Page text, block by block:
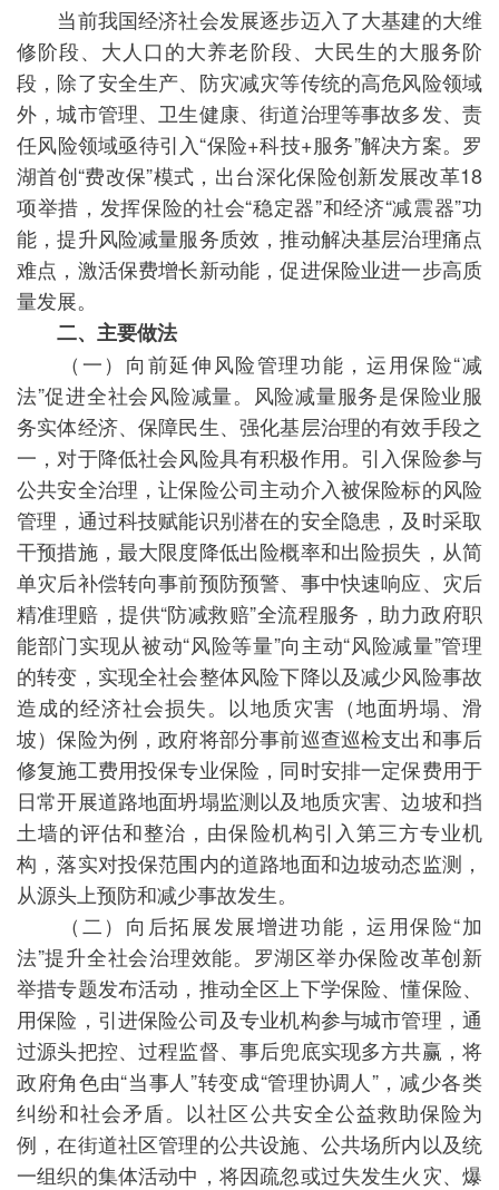
当前我国经济社会发展逐步迈入了大基建的大维
修阶段、大人口的大养老阶段、大民生的大服务阶
段，除了安全生产、防灾减灾等传统的高危风险领域
外，城市管理、卫生健康、街道治理等事故多发、责
任风险领域亟待引入“保险+科技+服务”解决方案。罗
湖首创“费改保”模式，出台深化保险创新发展改革18
项举措，发挥保险的社会“稳定器”和经济“减震器”功
能，提升风险减量服务质效，推动解决基层治理痛点
难点，激活保费增长新动能，促进保险业进一步高质
量发展。
二、主要做法
（一）向前延伸风险管理功能，运用保险“减
法”促进全社会风险减量。风险减量服务是保险业服
务实体经济、保障民生、强化基层治理的有效手段之
一，对于降低社会风险具有积极作用。引入保险参与
公共安全治理，让保险公司主动介入被保险标的风险
管理，通过科技赋能识别潜在的安全隐患，及时采取
干预措施，最大限度降低出险概率和出险损失，从简
单灾后补偿转向事前预防预警、事中快速响应、灾后
精准理赔，提供“防减救赔”全流程服务，助力政府职
能部门实现从被动“风险等量”向主动“风险减量”管理
的转变，实现全社会整体风险下降以及减少风险事故
造成的经济社会损失。以地质灾害（地面坍塌、滑
坡）保险为例，政府将部分事前巡查巡检支出和事后
修复施工费用投保专业保险，同时安排一定保费用于
日常开展道路地面坍塌监测以及地质灾害、边坡和挡
土墙的评估和整治，由保险机构引入第三方专业机
构，落实对投保范围内的道路地面和边坡动态监测，
从源头上预防和减少事故发生。
（二）向后拓展发展增进功能，运用保险“加
法”提升全社会治理效能。罗湖区举办保险改革创新
举措专题发布活动，推动全区上下学保险、懂保险、
用保险，引进保险公司及专业机构参与城市管理，通
过源头把控、过程监督、事后兜底实现多方共赢，将
政府角色由“当事人”转变成“管理协调人”，减少各类
纠纷和社会矛盾。以社区公共安全公益救助保险为
例，在街道社区管理的公共设施、公共场所内以及统
一组织的集体活动中，将因疏忽或过失发生火灾、爆